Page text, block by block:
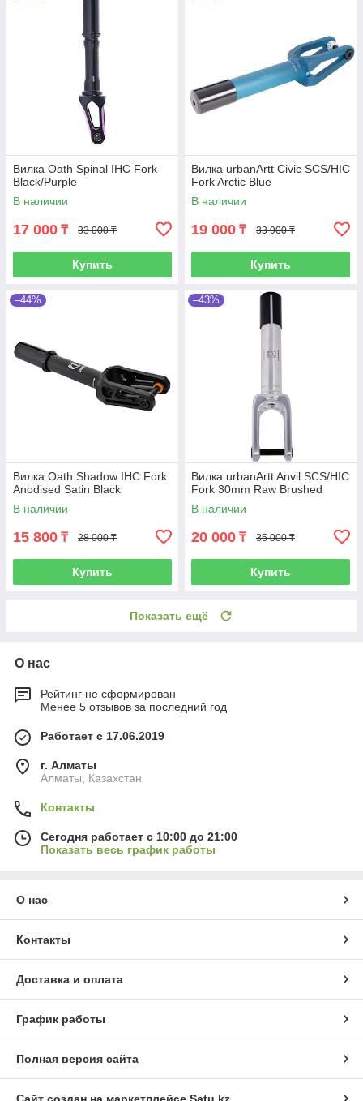
Вилка Oath Spinal IHC Fork
Black/Purple
В наличии
17 000 ₸ 33 000 ₸
Купить
Вилка urbanArtt Civic SCS/HIC
Fork Arctic Blue
В наличии
19 000 ₸ 33 900 ₸
Купить
–44%
Вилка Oath Shadow IHC Fork
Anodised Satin Black
В наличии
15 800 ₸ 28 000 ₸
Купить
–43%
Вилка urbanArtt Anvil SCS/HIC
Fork 30mm Raw Brushed
В наличии
20 000 ₸ 35 000 ₸
Купить
Показать ещё
О нас
Рейтинг не сформирован
Менее 5 отзывов за последний год
Работает с 17.06.2019
г. Алматы
Алматы, Казахстан
Контакты
Сегодня работает с 10:00 до 21:00
Показать весь график работы
О нас
Контакты
Доставка и оплата
График работы
Полная версия сайта